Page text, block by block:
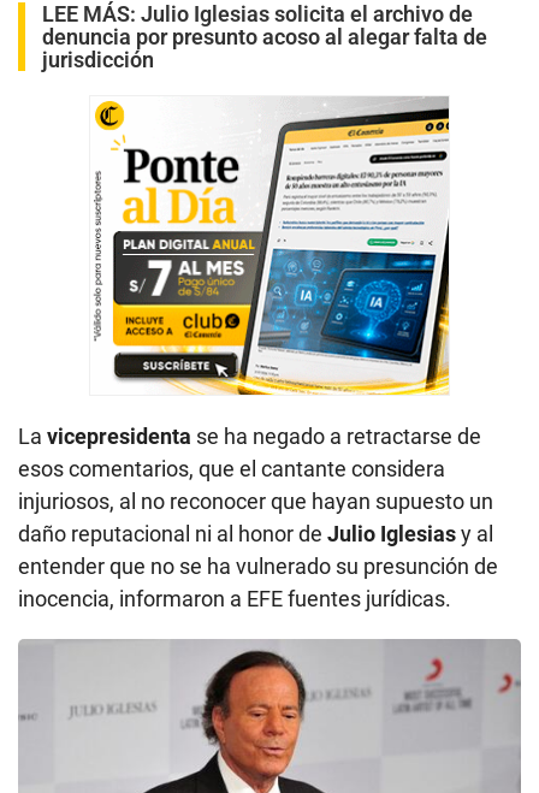
LEE MÁS: Julio Iglesias solicita el archivo de
denuncia por presunto acoso al alegar falta de
jurisdicción
La vicepresidenta se ha negado a retractarse de
esos comentarios, que el cantante considera
injuriosos, al no reconocer que hayan supuesto un
daño reputacional ni al honor de Julio Iglesiasy al
entender que no se ha vulnerado su presunción de
inocencia, informaron a EFE fuentes jurídicas.